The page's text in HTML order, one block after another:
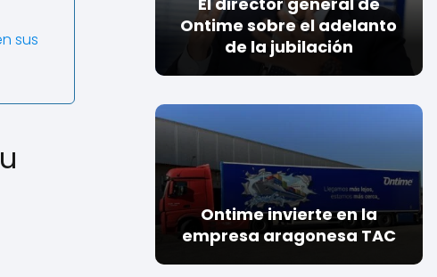
sus
Ontime sobre el adelanto
de la jubilación
Ontime invierte en la
empresa aragonesa TAC